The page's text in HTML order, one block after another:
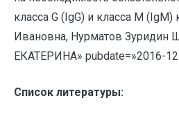
класса G (IgG) и класса M
Ивановна, Нурматов Зуридин
ЕКАТЕРИНА» pubdate=»2016-
Список литературы: